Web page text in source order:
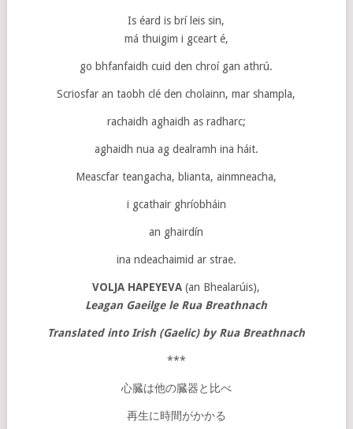
Is éard is brí leis sin,
má thuigim i gceart é,
go bhfanfaidh cuid den chroí gan athrú.
Scriosfar an taobh clé den cholainn, mar shampla,
rachaidh aghaidh as radharc;
aghaidh nua ag dealramh ina háit.
Meascfar teangacha, blianta, ainmneacha,
i gcathair ghríobháin
an ghairdín
ina ndeachaimid ar strae.
VOLJA HAPEYEVA (an Bhealarúis),
Leagan Gaeilge le Rua Breathnach
Translated into Irish (Gaelic) by Rua Breathnach
***
心臓は他の臓器と比べ
再生に時間がかかる